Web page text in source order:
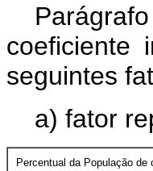
coeficiente
seguintes
a) fator
Percentual da População